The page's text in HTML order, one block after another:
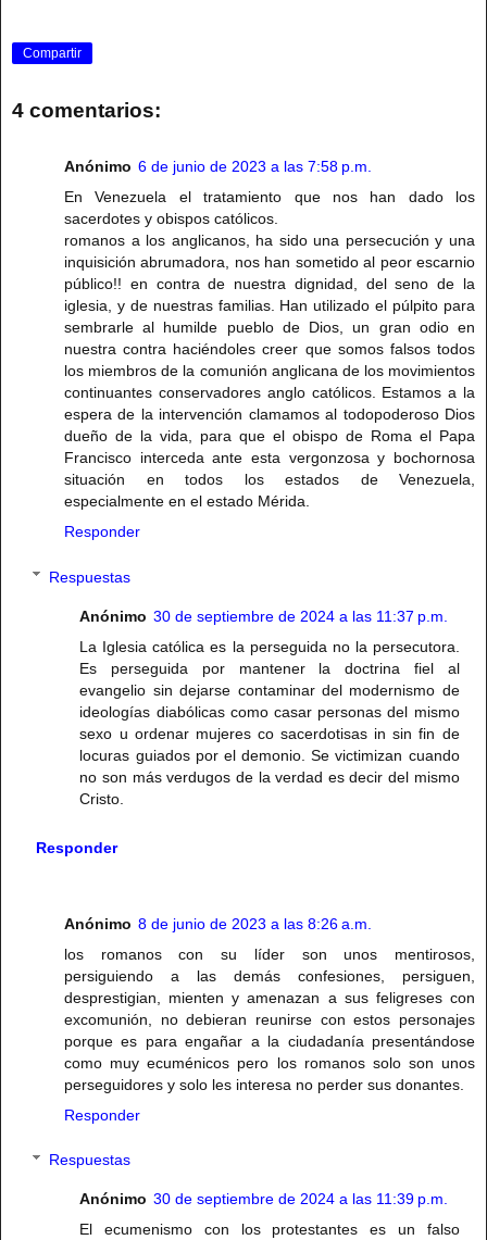
Compartir
4 comentarios:
Anónimo 6 de junio de 2023 a las 7:58 p.m.
En Venezuela el tratamiento que nos han dado los
sacerdotes y obispos católicos.
romanos a los anglicanos, ha sido una persecución y una
inquisición abrumadora, nos han sometido al peor escarnio
público!! en contra de nuestra dignidad, del seno de la
iglesia, y de nuestras familias. Han utilizado el púlpito para
sembrarle al humilde pueblo de Dios, un gran odio en
nuestra contra haciéndoles creer que somos falsos todos
los miembros de la comunión anglicana de los movimientos
continuantes conservadores anglo católicos. Estamos a la
espera de la intervención clamamos al todopoderoso Dios
dueño de la vida, para que el obispo de Roma el Papa
Francisco interceda ante esta vergonzosa y bochornosa
situación en todos los estados de Venezuela,
especialmente en el estado Mérida.
Responder
Respuestas
Anónimo 30 de septiembre de 2024 a las 11:37 p.m.
La Iglesia católica es la perseguida no la persecutora.
Es perseguida por mantener la doctrina fiel al
evangelio sin dejarse contaminar del modernismo de
ideologías diabólicas como casar personas del mismo
sexo u ordenar mujeres co sacerdotisas in sin fin de
locuras guiados por el demonio. Se victimizan cuando
no son más verdugos de la verdad es decir del mismo
Cristo.
Responder
Anónimo 8 de junio de 2023 a las 8:26 a.m.
los romanos con su líder son unos mentirosos,
persiguiendo a las demás confesiones, persiguen,
desprestigian, mienten y amenazan a sus feligreses con
excomunión, no debieran reunirse con estos personajes
porque es para engañar a la ciudadanía presentándose
como muy ecuménicos pero los romanos solo son unos
perseguidores y solo les interesa no perder sus donantes.
Responder
Respuestas
Anónimo 30 de septiembre de 2024 a las 11:39 p.m.
El ecumenismo con los protestantes es un falso